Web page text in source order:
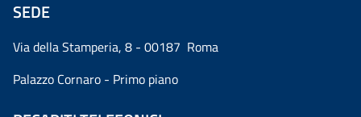
SEDE
Via della Stamperia, 8 - 00187 Roma
Palazzo Cornaro - Primo piano